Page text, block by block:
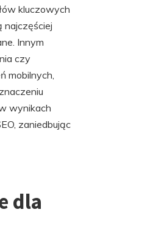
kluczowych
najczęściej
Innym
czy
mobilnych,
wynikach
zaniedbując
dla